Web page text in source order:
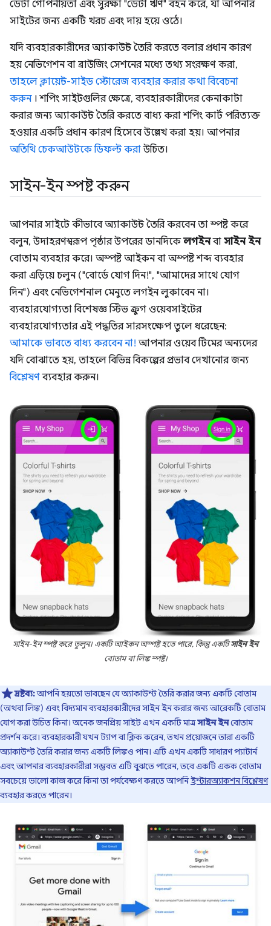
ডেটা গোপনীয়তা এবং সুরক্ষা "ডেটা ঋণ" বহন করে, যা আপনার
সাইটের জন্য একটি খরচ এবং দায় হয়ে ওঠে।
যদি ব্যবহারকারীদের অ্যাকাউন্ট তৈরি করতে বলার প্রধান কারণ
হয় নেভিগেশন বা ব্রাউজিং সেশনের মধ্যে তথ্য সংরক্ষণ করা,
তাহলে ক্লায়েন্ট-সাইড স্টোরেজ ব্যবহার করার কথা বিবেচনা
করুন। শপিং সাইটগুলির ক্ষেত্রে, ব্যবহারকারীদের কেনাকাটা
করার জন্য অ্যাকাউন্ট তৈরি করতে বাধ্য করা শপিং কার্ট পরিত্যক্ত
হওয়ার একটি প্রধান কারণ হিসেবে উল্লেখ করা হয়। আপনার
অতিথি চেকআউটকে ডিফল্ট করাউচিত।
সাইন-ইন স্পষ্ট করুন
আপনার সাইটে কীভাবে অ্যাকাউন্ট তৈরি করবেন তা স্পষ্ট করে
বলুন, উদাহরণস্বরূপ পৃষ্ঠার উপরের ডানদিকেলগইনবা সাইন ইন
বোতাম ব্যবহার করে। অস্পষ্ট আইকন বা অস্পষ্ট শব্দ ব্যবহার
করা এড়িয়ে চলুন ("বোর্ডে যোগ দিন!", "আমাদের সাথে যোগ
দিন") এবং নেভিগেশনাল মেনুতে লগইন লুকাবেন না।
ব্যবহারযোগ্যতা বিশেষজ্ঞ স্টিভ ক্রুগ ওয়েবসাইটের
ব্যবহারযোগ্যতার এই পদ্ধতির সারসংক্ষেপ তুলে ধরেছেন:
আমাকে ভাবতে বাধ্য করবেন না! আপনার ওয়েব টিমের অন্যদের
যদি বোঝাতে হয়, তাহলে বিভিন্ন বিকল্পের প্রভাব দেখানোর জন্য
বিশ্লেষণব্যবহার করুন।
সাইন-ইন স্পষ্ট করে তুলুন। একটি আইকন অস্পষ্ট হতে পারে, কিন্তু একটিসাইন ইন
বোতাম বা লিঙ্ক স্পষ্ট।
দ্রষ্টব্য:আপনি হয়তো ভাবছেন যে অ্যাকাউন্ট তৈরি করার জন্য একটি বোতাম
(অথবা লিঙ্ক) এবং বিদ্যমান ব্যবহারকারীদের সাইন ইন করার জন্য আরেকটি বোতাম
যোগ করা উচিত কিনা। অনেক জনপ্রিয় সাইট এখন একটি মাত্রসাইন ইনবোতাম
প্রদর্শন করে। ব্যবহারকারী যখন ট্যাপ বা ক্লিক করেন, তখন প্রয়োজনে তারা একটি
অ্যাকাউন্ট তৈরি করার জন্য একটি লিঙ্কও পান। এটি এখন একটি সাধারণ প্যাটার্ন
এবং আপনার ব্যবহারকারীরা সম্ভবত এটি বুঝতে পারেন, তবে একটি একক বোতাম
সবচেয়ে ভালো কাজ করে কিনা তা পর্যবেক্ষণ করতে আপনিইন্টারঅ্যাকশন বিশ্লেষণ
ব্যবহার করতে পারেন।